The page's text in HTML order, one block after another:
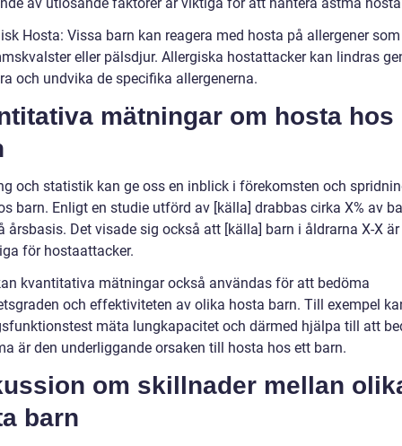
av utlösande faktorer är viktiga för att hantera astma
Hosta: Vissa barn kan reagera med hosta på allergener
eller pälsdjur. Allergiska hostattacker kan lindras
och undvika de specifika allergenerna.
mätningar om hosta hos
och statistik kan ge oss en inblick i förekomsten och
barn. Enligt en studie utförd av [källa] drabbas cirka X% av
årsbasis. Det visade sig också att [källa] barn i åldrarna X-X
för hostaattacker.
kvantitativa mätningar också användas för att bedöma
och effektiviteten av olika hosta barn. Till exempel
mäta lungkapacitet och därmed hjälpa till att
är den underliggande orsaken till hosta hos ett barn.
om skillnader mellan
barn